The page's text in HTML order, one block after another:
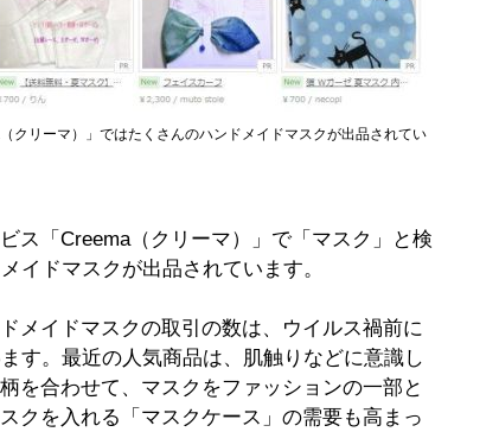
クリーマ）」ではたくさんのハンドメイドマスクが出品されてい
ス「Creema（クリーマ）」で「マスク」と検
イドマスクが出品されています。
メイドマスクの取引の数は、ウイルス禍前に
す。最近の人気商品は、肌触りなどに意識し
を合わせて、マスクをファッションの一部と
クを入れる「マスクケース」の需要も高まっ